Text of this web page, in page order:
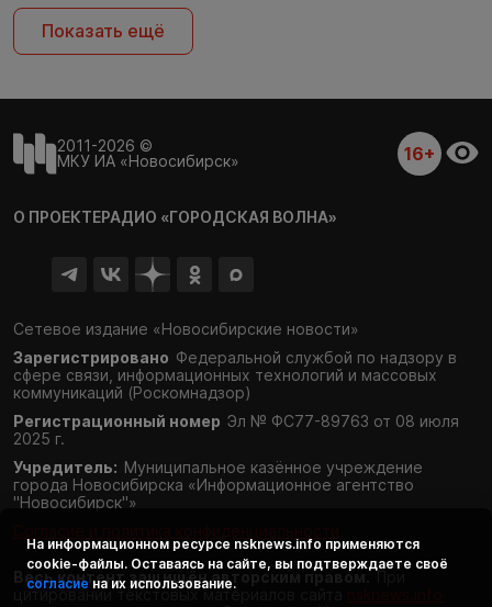
Показать ещё
2011-2026 ©
МКУ ИА «Новосибирск»
16+
О ПРОЕКТЕРАДИО «ГОРОДСКАЯ ВОЛНА»
Сетевое издание «Новосибирские новости»
Зарегистрировано Федеральной службой по надзору в
сфере связи, информационных технологий и массовых
коммуникаций (Роскомнадзор)
Регистрационный номер Эл № ФС77-89763 от 08 июля
2025 г.
Учредитель: Муниципальное казённое учреждение
города Новосибирска «Информационное агентство
"Новосибирск"»
Весь контент защищён авторским правом. При
цитировании текстовых материалов сайта
На информационном ресурсе nsknews.info применяются
cookie-файлы. Оставаясь на сайте, вы подтверждаете своё
согласие на их использование.